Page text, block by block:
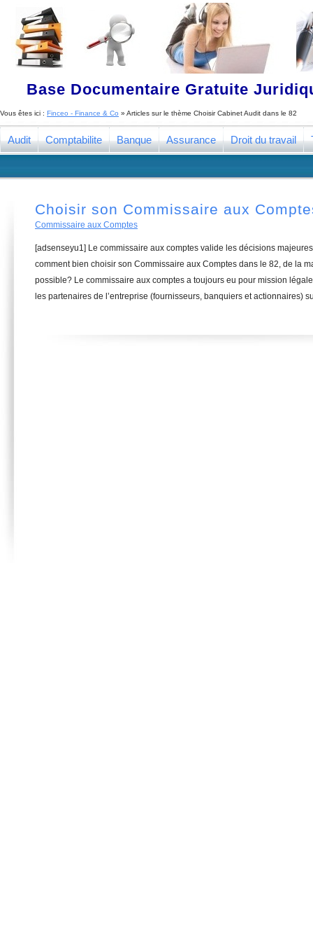
Base Documentaire Gratuite
Vous êtes ici : Finceo - Finance & Co » Articles sur le thème Choisir Cabinet Audit dans le 82
Audit Comptabilite Banque Assurance Droit du travail
Choisir son Commissaire aux
Commissaire aux Comptes
[adsenseyu1] Le commissaire aux comptes valide les décisions
comment bien choisir son Commissaire aux Comptes dans le 82, de la
possible? Le commissaire aux comptes a toujours eu pour mission
les partenaires de l’entreprise (fournisseurs, banquiers et actionnaires)